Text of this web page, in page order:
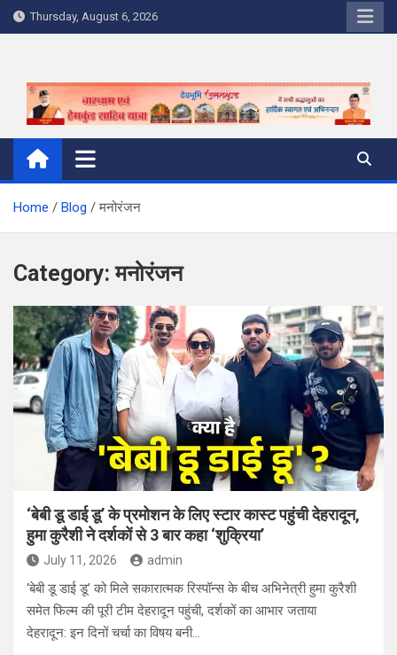
Skip
to
Thursday, August 6, 2026
Home Blog मनोरंजन
Category:मनोरंजन
‘बेबी डू डाई डू’ के प्रमोशन के लिए स्टार कास्ट पहुंची देहरादून,
हुमा कुरैशी ने दर्शकों से 3 बार कहा ‘शुक्रिया’
July 11, 2026 admin
‘बेबी डू डाई डू’ को मिले सकारात्मक रिस्पॉन्स के बीच अभिनेत्री हुमा कुरैशी
समेत फिल्म की पूरी टीम देहरादून पहुंची, दर्शकों का आभार जताया
देहरादून: इन दिनों चर्चा का विषय बनी…